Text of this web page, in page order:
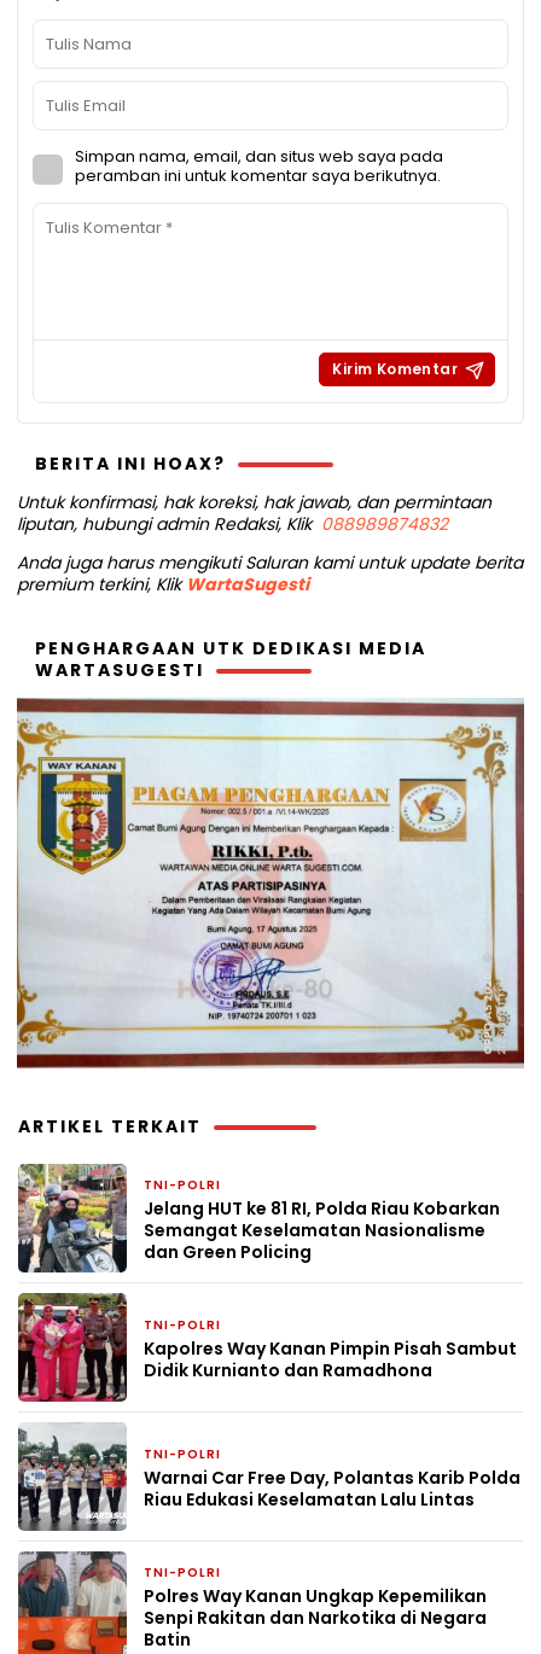
Simpan nama, email, dan situs web saya pada
peramban ini untuk komentar saya berikutnya.
BERITA INI HOAX?
Untuk konfirmasi, hak koreksi, hak jawab, dan permintaan
liputan, hubungi admin Redaksi, Klik 088989874832
Anda juga harus mengikuti Saluran kami untuk update berita
premium terkini, Klik WartaSugesti
PENGHARGAAN UTK DEDIKASI MEDIA
WARTASUGESTI
ARTIKEL TERKAIT
TNI-POLRI
Jelang HUT ke 81 RI, Polda Riau Kobarkan
Semangat Keselamatan Nasionalisme
dan Green Policing
TNI-POLRI
Kapolres Way Kanan Pimpin Pisah Sambut
Didik Kurnianto dan Ramadhona
TNI-POLRI
Warnai Car Free Day, Polantas Karib Polda
Riau Edukasi Keselamatan Lalu Lintas
TNI-POLRI
Polres Way Kanan Ungkap Kepemilikan
Senpi Rakitan dan Narkotika di Negara
Batin